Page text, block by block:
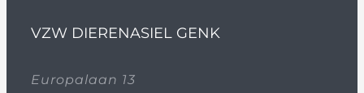
VZW DIERENASIEL GENK
Europalaan 13